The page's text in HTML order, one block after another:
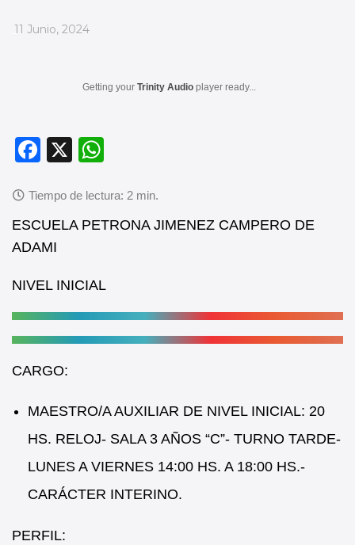
_
11 Junio, 2024
Getting your Trinity Audio player ready...
F
c
e
b
o
k
X
at
s
ESCUELA PETRONA JIMENEZ CAMPERO DE
ADAMI
NIVEL INICIAL
CARGO:
MAESTRO/A AUXILIAR DE NIVEL INICIAL: 20
HS. RELOJ- SALA 3 AÑOS “C”- TURNO TARDE-
LUNES A VIERNES 14:00 HS. A 18:00 HS.-
CARÁCTER INTERINO.
PERFIL: